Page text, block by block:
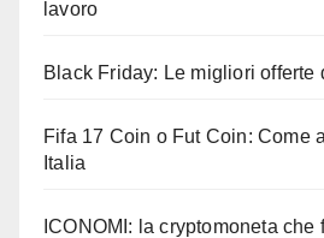
lavoro
Black Friday: Le migliori offerte
Fifa 17 Coin o Fut Coin: Come
Italia
ICONOMI: la cryptomoneta che